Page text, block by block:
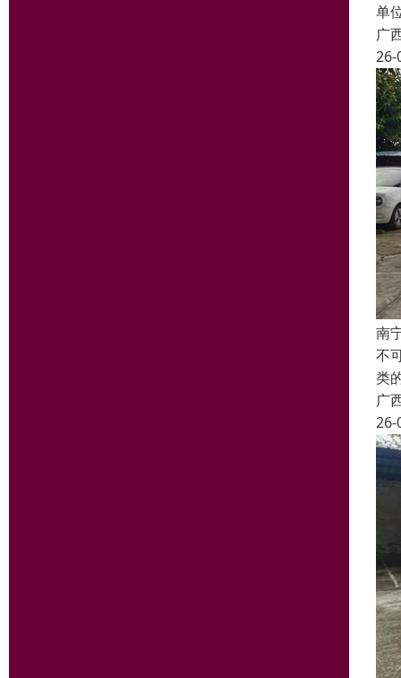
单
广
26-
南
不
类
广
26-